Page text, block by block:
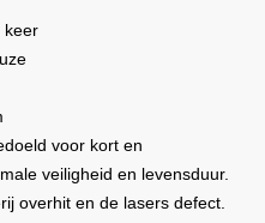
keer
voor kort en
veiligheid en levensduur.
overhit en de lasers defect.